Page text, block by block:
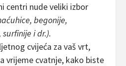
centri nude veliki izbor
begonije,
i dr.).
cvijeća za vaš vrt,
vrijeme cvatnje, kako biste